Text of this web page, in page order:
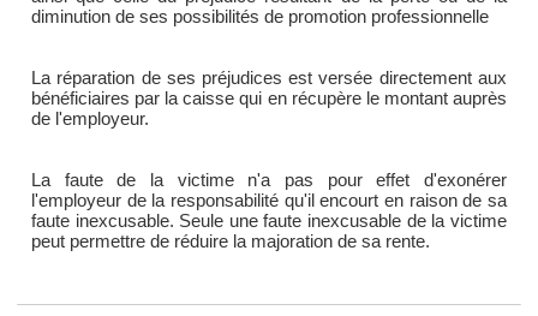
diminution de ses possibilités de promotion professionnelle
La réparation de ses préjudices est versée directement aux
bénéficiaires par la caisse qui en récupère le montant auprès
de l'employeur.
La faute de la victime n'a pas pour effet d'exonérer
l'employeur de la responsabilité qu'il encourt en raison de sa
faute inexcusable. Seule une faute inexcusable de la victime
peut permettre de réduire la majoration de sa rente.